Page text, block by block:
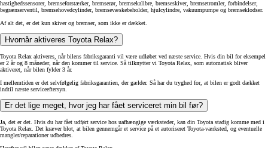
hastighedssensorer, bremseforstærker, bremserør, bremsekalibre, bremseskiver, bremsetromler, forbindelser,
begrænserventil, bremsehovedcylinder, bremsevæskebeholder, hjulcylindre, vakuumpumpe og bremseklodser.
Af alt det, er det kun skiver og bremser, som ikke er dækket.
Hvornår aktiveres Toyota Relax?
Toyota Relax aktiveres, når bilens fabriksgaranti vil være udløbet ved næste service. Hvis din bil for eksempel
er 2 år og 8 måneder, når den kommer til service. Så tilknytter vi Toyota Relax, som automatisk bliver
aktiveret, når bilen fylder 3 år.
I mellemtiden er det selvfølgelig fabriksgarantien, der gælder. Så har du tryghed for, at bilen er godt dækket
indtil næste serviceeftersyn.
Er det lige meget, hvor jeg har fået serviceret min bil før?
Ja, det er det. Hvis du har fået udført service hos uafhængige værksteder, kan din Toyota stadig komme med i
Toyota Relax. Det kræver blot, at bilen gennemgår et service på et autoriseret Toyota-værksted, og eventuelle
mangler/reparationer udbedres.